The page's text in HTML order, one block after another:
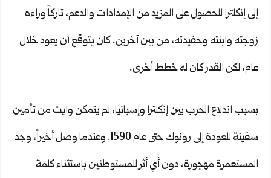
إلى إنكلترا للحصول على المزيد من الإمدادات والدعم، تاركاً وراءه
زوجته وابنته وحفيدته، من بين آخرين. كان يتوقع أن يعود خلال
عام، لكن القدر كان له خطط أخرى.
بسبب اندلاع الحرب بين إنكلترا وإسبانيا، لم يتمكن وايت من تأمين
سفينة للعودة إلى رونوك حتى عام 1590. وعندما وصل أخيراً، وجد
المستعمرة مهجورة، دون أي أثر للمستوطنين باستثناء كلمة